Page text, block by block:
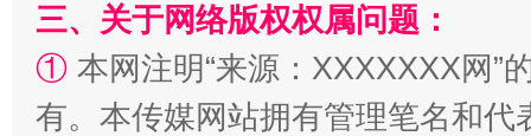
三、关于网络版权权属问题：
① 本网注明“来源：XXXXXXX网”
有。本传媒网站拥有管理笔名和